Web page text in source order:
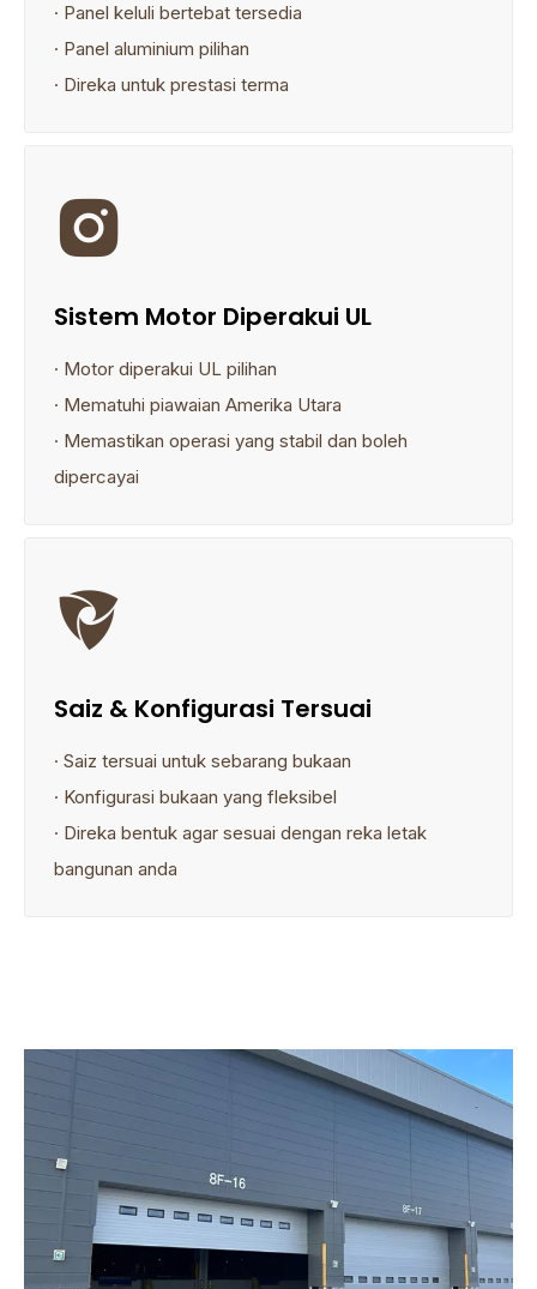
· Panel keluli bertebat tersedia
· Panel aluminium pilihan
· Direka untuk prestasi terma

Sistem Motor Diperakui UL
· Motor diperakui UL pilihan
· Mematuhi piawaian Amerika Utara
· Memastikan operasi yang stabil dan boleh
dipercayai

Saiz & Konfigurasi Tersuai
· Saiz tersuai untuk sebarang bukaan
· Konfigurasi bukaan yang fleksibel
· Direka bentuk agar sesuai dengan reka letak
bangunan anda